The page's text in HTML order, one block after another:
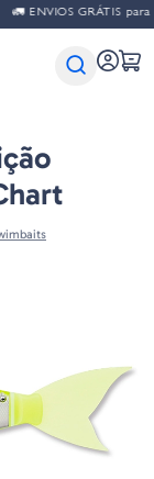
🚛 ENVIOS GRÁTIS para